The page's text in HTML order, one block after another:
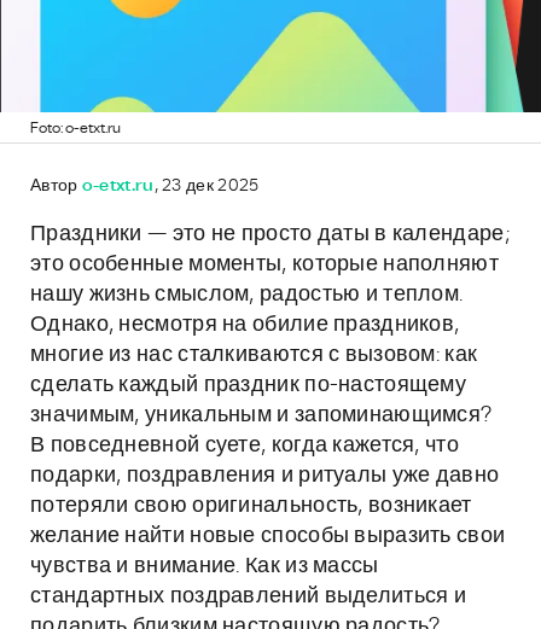
Foto: o-etxt.ru
Автор o-etxt.ru , 23 дек 2025
Праздники — это не просто даты в календаре;
это особенные моменты, которые наполняют
нашу жизнь смыслом, радостью и теплом.
Однако, несмотря на обилие праздников,
многие из нас сталкиваются с вызовом: как
сделать каждый праздник по-настоящему
значимым, уникальным и запоминающимся?
В повседневной суете, когда кажется, что
подарки, поздравления и ритуалы уже давно
потеряли свою оригинальность, возникает
желание найти новые способы выразить свои
чувства и внимание. Как из массы
стандартных поздравлений выделиться и